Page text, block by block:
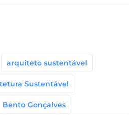
arquiteto sustentável
Sustentável
Bento Gonçalves